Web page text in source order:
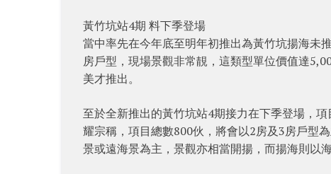
黃竹坑站4期 料下季登場
當中率先在今年底至明年初推出為黃竹坑揚海未
房戶型，現場景觀非常靚，這類型單位價值達
美才推出。
至於全新推出的黃竹坑站4期接力在下季登場，
耀宗稱，項目總數800伙，將會以2房及3房戶型
景或遠海景為主，景觀亦相當開揚，而揚海則以